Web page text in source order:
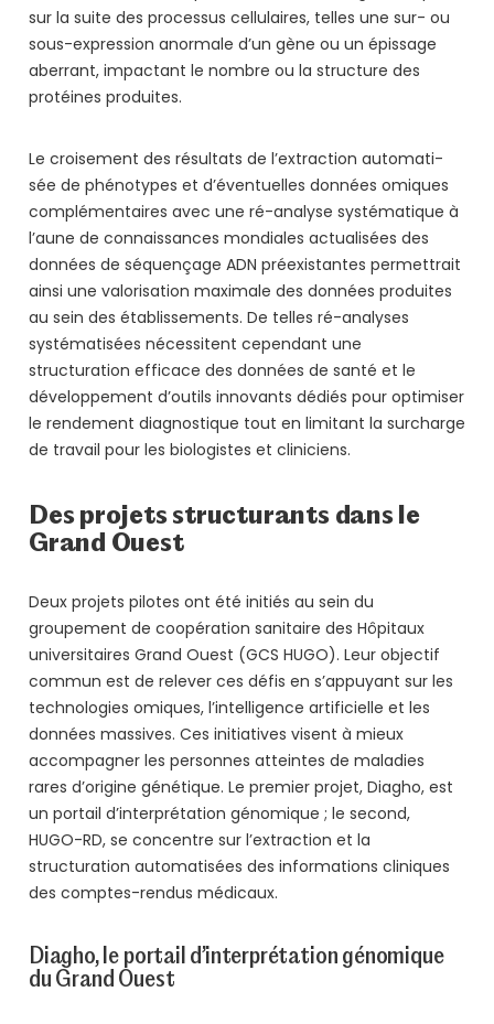
sur la suite des processus cellulaires, telles une sur- ou
sous-expression anormale d’un gène ou un épissage
aberrant, impactant le nombre ou la structure des
protéines produites.
Le croisement des résultats de l’extraction automati-
sée de phénotypes et d’éventuelles données omiques
complémentaires avec une ré-analyse systématique à
l’aune de connaissances mondiales actualisées des
données de séquençage ADN préexistantes permettrait
ainsi une valorisation maximale des données produites
au sein des établissements. De telles ré-analyses
systématisées nécessitent cependant une
structuration efficace des données de santé et le
développement d’outils innovants dédiés pour optimiser
le rendement diagnostique tout en limitant la surcharge
de travail pour les biologistes et cliniciens.
Des projets structurants dans le
Grand Ouest
Deux projets pilotes ont été initiés au sein du
groupement de coopération sanitaire des Hôpitaux
universitaires Grand Ouest (GCS HUGO). Leur objectif
commun est de relever ces défis en s’appuyant sur les
technologies omiques, l’intelligence artificielle et les
données massives. Ces initiatives visent à mieux
accompagner les personnes atteintes de maladies
rares d’origine génétique. Le premier projet, Diagho, est
un portail d’interprétation génomique ; le second,
HUGO-RD, se concentre sur l’extraction et la
structuration automatisées des informations cliniques
des comptes-rendus médicaux.
Diagho, le portail d’interprétation génomique
du Grand Ouest